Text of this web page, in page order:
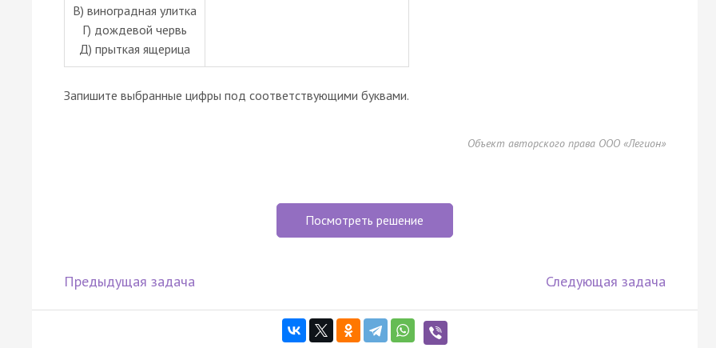
В) виноградная улитка
Г) дождевой червь
Д) прыткая ящерица
Запишите выбранные цифры под соответствующими буквами.
Объект авторского права ООО «Легион»
Посмотреть решение
Предыдущая задача Следующая задача